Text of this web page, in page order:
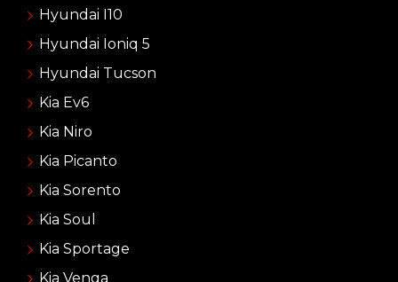
Hyundai I10
Hyundai Ioniq 5
Hyundai Tucson
Kia Ev6
Kia Niro
Kia Picanto
Kia Sorento
Kia Soul
Kia Sportage
Kia Venga